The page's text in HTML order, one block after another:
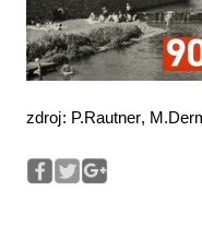
zdroj: P.Rautner,